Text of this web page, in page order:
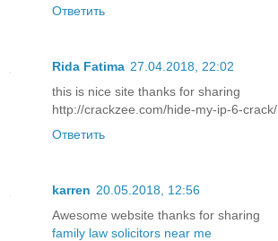
Ответить
Rida Fatima 27.04.2018, 22:02
this is nice site thanks for sharing
http://crackzee.com/hide-my-ip-6-crack/
Ответить
karren 20.05.2018, 12:56
Awesome website thanks for sharing
family law solicitors near me